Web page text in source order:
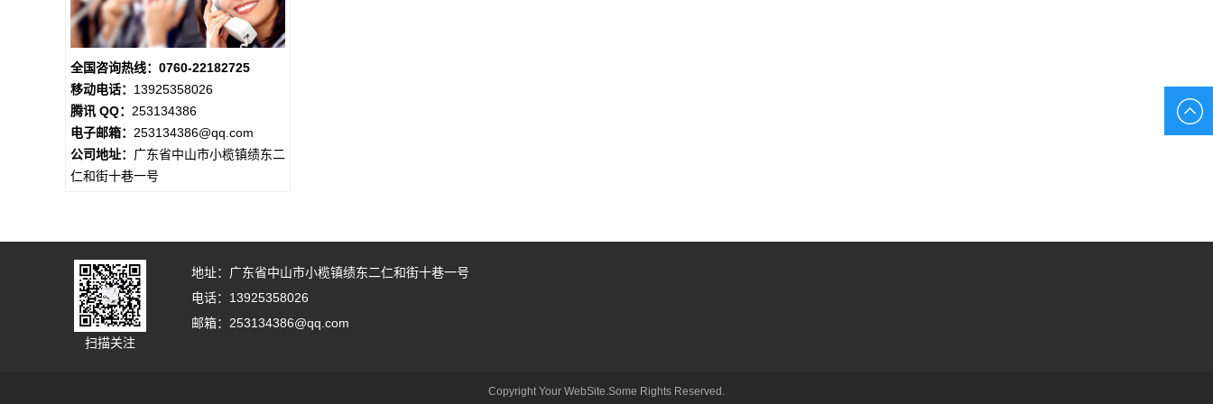
全国咨询热线：0760-22182725
移动电话： 13925358026
腾讯 QQ： 253134386
电子邮箱： 253134386@qq.com
公司地址： 广东省中山市小榄镇绩东二
仁和街十巷一号
扫描关注
地址：广东省中山市小榄镇绩东二仁和街十巷一号
电话：13925358026
邮箱：253134386@qq.com
Copyright Your WebSite.Some Rights Reserved.